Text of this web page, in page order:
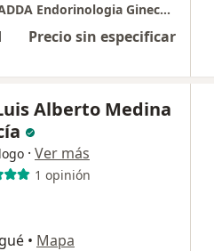
DR Pablo Cordoba QuESADDA Endorinologia Ginecologica
Precio sin especificar
Alberto Medina
· Ver más
1 opinión
• Mapa